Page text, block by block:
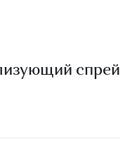
спрей